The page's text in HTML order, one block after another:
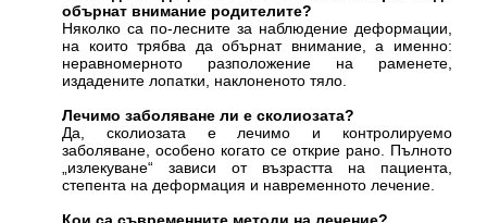
обърнат внимание родителите?
Няколко са по-лесните за наблюдение деформации,
на които трябва да обърнат внимание, а именно:
неравномерното разположение на раменете,
издадените лопатки, наклоненото тяло.
Лечимо заболяване ли е сколиозата?
Да, сколиозата е лечимо и контролируемо
заболяване, особено когато се открие рано. Пълното
„излекуване“ зависи от възрастта на пациента,
степента на деформация и навременното лечение.
Кои са съвременните методи на лечение?